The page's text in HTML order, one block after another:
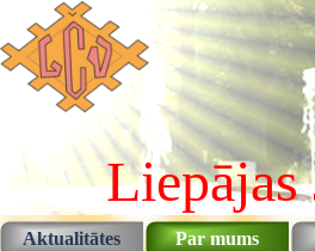
Pāriet uz saturu
Liepājas
Aktualitātes Par mums